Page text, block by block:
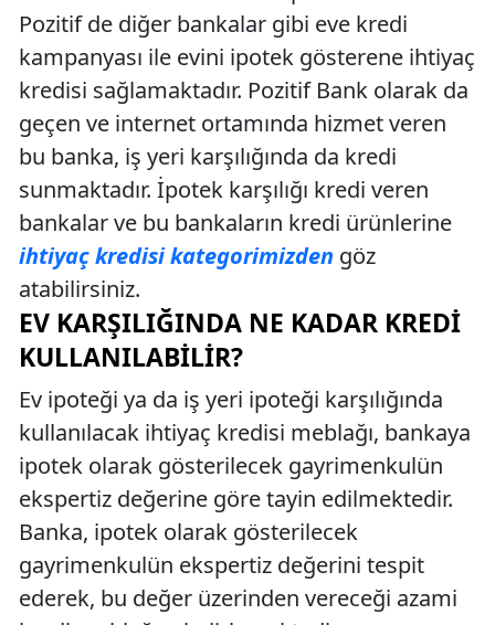
Pozitif de diğer bankalar gibi eve kredi
kampanyası ile evini ipotek gösterene ihtiyaç
kredisi sağlamaktadır. Pozitif Bank olarak da
geçen ve internet ortamında hizmet veren
bu banka, iş yeri karşılığında da kredi
sunmaktadır. İpotek karşılığı kredi veren
bankalar ve bu bankaların kredi ürünlerine
ihtiyaç kredisi kategorimizden göz
atabilirsiniz.
EV KARŞILIĞINDA NE KADAR KREDI
KULLANILABILIR?
Ev ipoteği ya da iş yeri ipoteği karşılığında
kullanılacak ihtiyaç kredisi meblağı, bankaya
ipotek olarak gösterilecek gayrimenkulün
ekspertiz değerine göre tayin edilmektedir.
Banka, ipotek olarak gösterilecek
gayrimenkulün ekspertiz değerini tespit
ederek, bu değer üzerinden vereceği azami